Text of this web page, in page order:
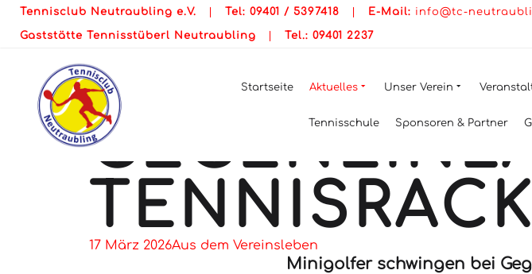
Tennisclub Neutraubling e.V. Tel: 09401 / 5397418 E-Mail: info@tc-
Gaststätte Tennisstüberl Neutraubling Tel.: 09401 2237
Startseite Aktuelles Unser Verein
Tennisschule Sponsoren & Partner
MINIGOLFER
17 März 2026Aus dem Vereinsleben
Minigolfer schwingen bei